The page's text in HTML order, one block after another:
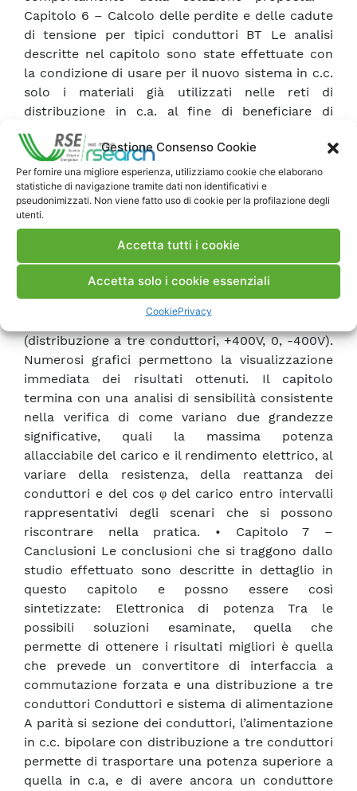
Gestione Consenso Cookie
Per fornire una migliore esperienza, utilizziamo cookie che elaborano
statistiche di navigazione tramite dati non identificativi e
pseudonimizzati. Non viene fatto uso di cookie per la profilazione degli
utenti.
Accetta tutti i cookie
Accetta solo i cookie essenziali
CookiePrivacy
Capitolo 6 – Calcolo delle perdite e delle cadute
di tensione per tipici conduttori BT Le analisi
descritte nel capitolo sono state effettuate con
la condizione di usare per il nuovo sistema in c.c.
solo i materiali già utilizzati nelle reti di
distribuzione in c.a. al fine di beneficiare di
evidenti riduzioni dei costi di investimento (ed
anche di sviluppo). Allo scopo, si sono analizzate
le prestazioni degli attuali cavi di distribuzione in
BT, per i quali l’impiego in c.c. alle tensioni prese
in esame non comporta particolari criticità.
L’analisi è stata effettuata su cavi multipolari
posati in tubo sotterraneo, in linea aerea, con
conduttori in alluminio e in rame di diverse
sezioni. Sono stati presi in considerazione i
sistemi di distribuzione in c.c di tipo monopolare
(distribuzione a due conduttori) e di tipo bipolare
(distribuzione a tre conduttori, +400V, 0, -400V).
Numerosi grafici permettono la visualizzazione
immediata dei risultati ottenuti. Il capitolo
termina con una analisi di sensibilità consistente
nella verifica di come variano due grandezze
significative, quali la massima potenza
allacciabile del carico e il rendimento elettrico, al
variare della resistenza, della reattanza dei
conduttori e del cos φ del carico entro intervalli
rappresentativi degli scenari che si possono
riscontrare nella pratica. • Capitolo 7 –
Canclusioni Le conclusioni che si traggono dallo
studio effettuato sono descritte in dettaglio in
questo capitolo e possno essere così
sintetizzate: Elettronica di potenza Tra le
possibili soluzioni esaminate, quella che
permette di ottenere i risultati migliori è quella
che prevede un convertitore di interfaccia a
commutazione forzata e una distribuzione a tre
conduttori Conduttori e sistema di alimentazione
A parità si sezione dei conduttori, l’alimentazione
in c.c. bipolare con distribuzione a tre conduttori
permette di trasportare una potenza superiore a
quella in c.a, e di avere ancora un conduttore